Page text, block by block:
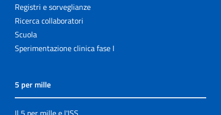
Registri e sorveglianze
Ricerca collaboratori
Scuola
Sperimentazione clinica fase I
5 per mille